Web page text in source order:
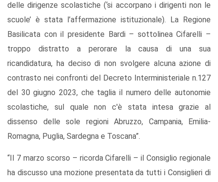
delle dirigenze scolastiche (‘si accorpano i dirigenti non le
scuole’ è stata l’affermazione istituzionale). La Regione
Basilicata con il presidente Bardi – sottolinea Cifarelli –
troppo distratto a perorare la causa di una sua
ricandidatura, ha deciso di non svolgere alcuna azione di
contrasto nei confronti del Decreto Interministeriale n.127
del 30 giugno 2023, che taglia il numero delle autonomie
scolastiche, sul quale non c'è stata intesa grazie al
dissenso delle sole regioni Abruzzo, Campania, Emilia-
Romagna, Puglia, Sardegna e Toscana”.
“Il 7 marzo scorso – ricorda Cifarelli – il Consiglio regionale
ha discusso una mozione presentata da tutti i Consiglieri di